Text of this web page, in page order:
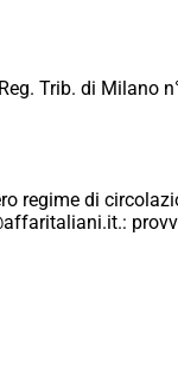
Trib. di Milano
regime di